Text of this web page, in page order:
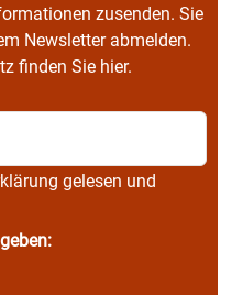
zusenden. Sie
Newsletter abmelden.
finden Sie hier.
gelesen und